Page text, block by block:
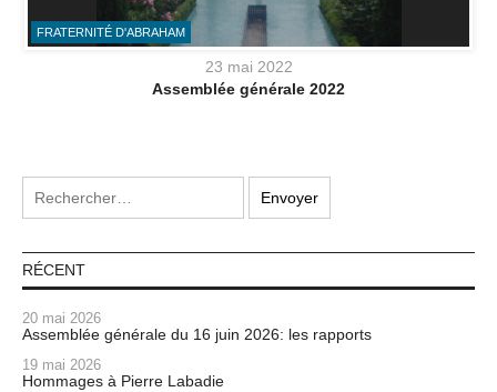
FRATERNITÉ D'ABRAHAM
23 mai 2022
Assemblée générale 2022
RÉCENT
20 mai 2026
Assemblée générale du 16 juin 2026: les rapports
19 mai 2026
Hommages à Pierre Labadie